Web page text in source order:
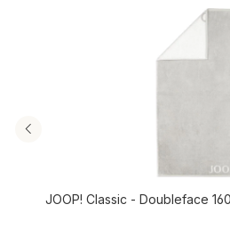
Durchschnittliche Bewertung
JOOP! Classic - Doubleface